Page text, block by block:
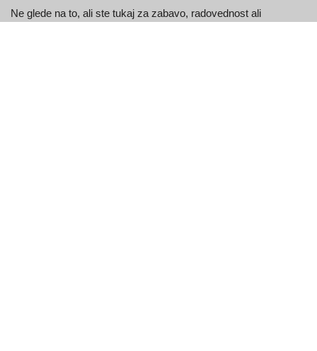
Ne glede na to, ali ste tukaj za zabavo, radovednost ali